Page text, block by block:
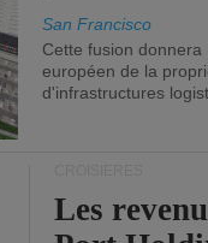
San Francisco
Cette fusion
européen de la
d'infrastructures
Les